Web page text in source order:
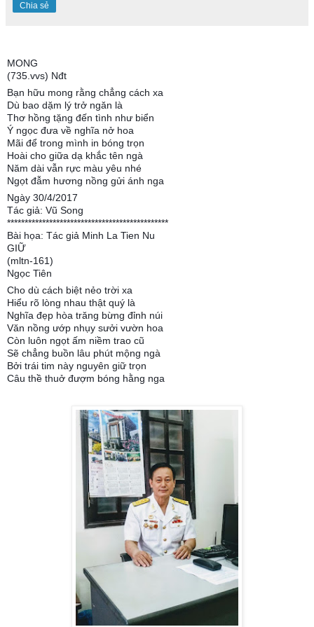
Chia sẻ
MONG
(735.vvs) Nđt
Bạn hữu mong rằng chẳng cách xa
Dù bao dặm lý trở ngăn là
Thơ hồng tặng đến tình như biển
Ý ngọc đưa về nghĩa nở hoa
Mãi để trong mình in bóng trọn
Hoài cho giữa dạ khắc tên ngà
Năm dài vẫn rực màu yêu nhé
Ngọt đẫm hương nồng gửi ánh nga
Ngày 30/4/2017
Tác giả: Vũ Song
**********************************************
Bài họa: Tác giả Minh La Tien Nu
GIỮ
(mltn-161)
Ngọc Tiên
Cho dù cách biệt nẻo trời xa
Hiểu rõ lòng nhau thật quý là
Nghĩa đẹp hòa trăng bừng đỉnh núi
Văn nồng ướp nhụy sưởi vườn hoa
Còn luôn ngọt ấm niềm trao cũ
Sẽ chẳng buồn lâu phút mộng ngà
Bởi trái tim này nguyên giữ trọn
Câu thề thuở đượm bóng hằng nga